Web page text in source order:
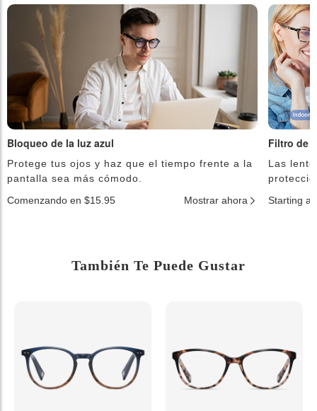
Bloqueo de la luz azul
Protege tus ojos y haz que el tiempo frente a la
pantalla sea más cómodo.
Comenzando en $15.95
Mostrar ahora
Filtro de
Las
Starting at
También Te Puede Gustar